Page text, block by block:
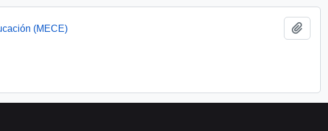
(MECE)